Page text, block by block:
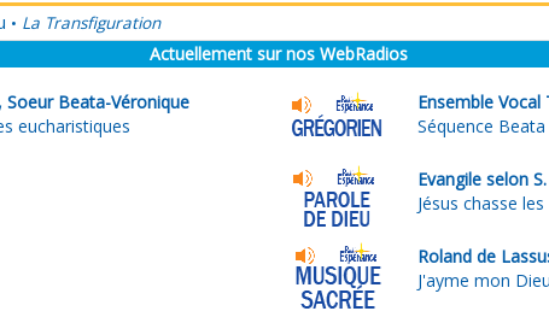
• La Transfiguration
Actuellement sur nos WebRadios
Beata-Véronique
eucharistiques
Ensemble
Séquence
Evangile selon
Jésus chasse
Roland de
J'ayme mon